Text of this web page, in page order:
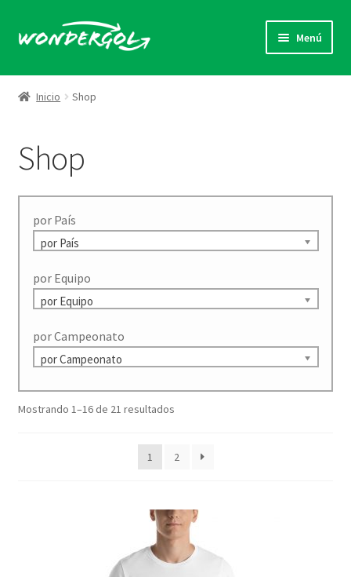
a
navegación
al
Menú
Camisetas con goles
Pide tu gol
Quienes Somos
Contacto
Inicio Shop
Shop
por País
por País
por Equipo
por Equipo
por Campeonato
por Campeonato
Mostrando 1–16 de 21 resultadosOrdenado
últimos
1 2